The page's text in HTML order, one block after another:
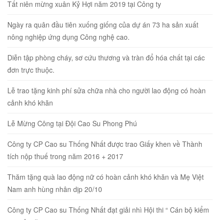
Tất niên mừng xuân Kỷ Hợi năm 2019 tại Công ty
Ngày ra quân đầu tiên xuống giống của dự án 73 ha sản xuất
nông nghiệp ứng dụng Công nghệ cao.
Diễn tập phòng cháy, sơ cứu thương và tràn đổ hóa chất tại các
đơn trực thuộc.
Lễ trao tặng kinh phí sửa chữa nhà cho người lao động có hoàn
cảnh khó khăn
Lễ Mừng Công tại Đội Cao Su Phong Phú
Công ty CP Cao su Thống Nhất được trao Giấy khen về Thành
tích nộp thuế trong năm 2016 + 2017
Thăm tặng quà lao động nữ có hoàn cảnh khó khăn và Mẹ Việt
Nam anh hùng nhân dịp 20/10
Công ty CP Cao su Thống Nhất đạt giải nhì Hội thi “ Cán bộ kiểm